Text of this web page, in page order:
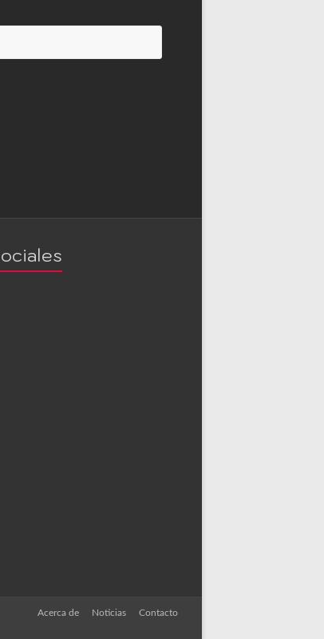
Acerca de Noticias Contacto